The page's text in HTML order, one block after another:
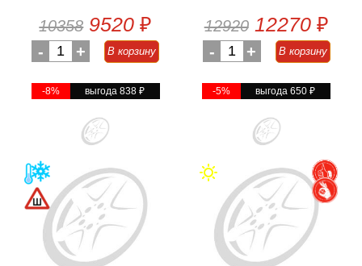
10358 9520 ₽
- 1 + В корзину
-8% выгода 838₽
12920 12270 ₽
- 1 + В корзину
-5% выгода 650₽